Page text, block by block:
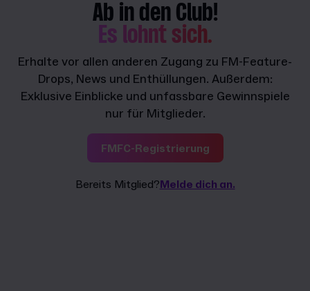
Ab in den Club!
Es lohnt sich.
Erhalte vor allen anderen Zugang zu FM-Feature-
Drops, News und Enthüllungen. Außerdem:
Exklusive Einblicke und unfassbare Gewinnspiele
nur für Mitglieder.
FMFC-Registrierung
Bereits Mitglied?Melde dich an.